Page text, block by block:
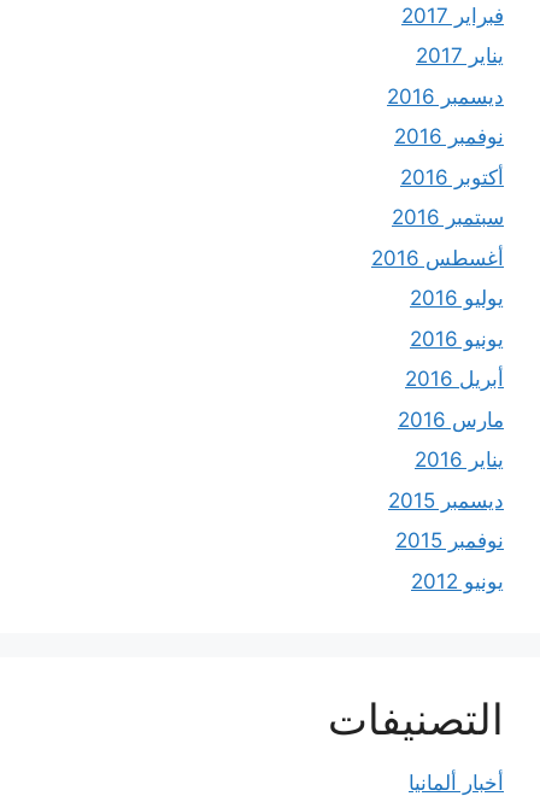
فبراير 2017
يناير 2017
ديسمبر 2016
نوفمبر 2016
أكتوبر 2016
سبتمبر 2016
أغسطس 2016
يوليو 2016
يونيو 2016
أبريل 2016
مارس 2016
يناير 2016
ديسمبر 2015
نوفمبر 2015
يونيو 2012
التصنيفات
أخبار ألمانيا